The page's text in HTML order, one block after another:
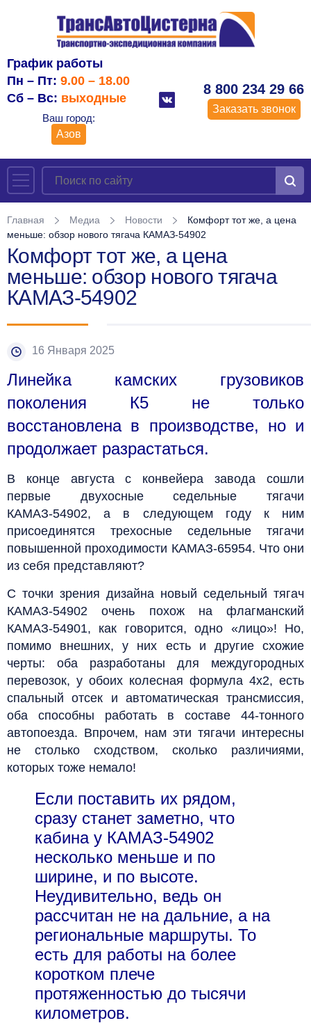
График работы
Пн – Пт: 9.00 – 18.00
Сб – Вс: выходные
Ваш город:
Азов
8 800 234 29 66
Заказать звонок
Главная Медиа Новости
Комфорт тот же, а цена
меньше: обзор нового тягача КАМАЗ-54902
Комфорт тот же, а цена
меньше: обзор нового тягача
КАМАЗ-54902
16 Января 2025
Линейка камских грузовиков
поколения К5 не только
восстановлена в производстве, но и
продолжает разрастаться.
В конце августа с конвейера завода сошли
первые двухосные седельные тягачи
КАМАЗ-54902, а в следующем году к ним
присоединятся трехосные седельные тягачи
повышенной проходимости КАМАЗ-65954. Что они
из себя представляют?
С точки зрения дизайна новый седельный тягач
КАМАЗ-54902 очень похож на флагманский
КАМАЗ-54901, как говорится, одно «лицо»! Но,
помимо внешних, у них есть и другие схожие
черты: оба разработаны для междугородных
перевозок, у обоих колесная формула 4х2, есть
спальный отсек и автоматическая трансмиссия,
оба способны работать в составе 44-тонного
автопоезда. Впрочем, нам эти тягачи интересны
не столько сходством, сколько различиями,
которых тоже немало!
Если поставить их рядом,
сразу станет заметно, что
кабина у КАМАЗ-54902
несколько меньше и по
ширине, и по высоте.
Неудивительно, ведь он
рассчитан не на дальние, а на
региональные маршруты. То
есть для работы на более
коротком плече
протяженностью до тысячи
километров.